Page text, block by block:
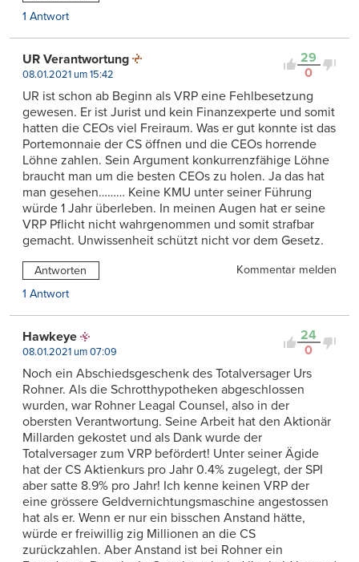
1 Antwort
29
0
UR Verantwortung
08.01.2021 um 15:42
UR ist schon ab Beginn als VRP eine Fehlbesetzung
gewesen. Er ist Jurist und kein Finanzexperte und somit
hatten die CEOs viel Freiraum. Was er gut konnte ist das
Portemonnaie der CS öffnen und die CEOs horrende
Löhne zahlen. Sein Argument konkurrenzfähige Löhne
braucht man um die besten CEOs zu holen. Ja das hat
man gesehen……… Keine KMU unter seiner Führung
würde 1 Jahr überleben. In meinen Augen hat er seine
VRP Pflicht nicht wahrgenommen und somit strafbar
gemacht. Unwissenheit schützt nicht vor dem Gesetz.
Antworten
Kommentar melden
1 Antwort
24
0
Hawkeye
08.01.2021 um 07:09
Noch ein Abschiedsgeschenk des Totalversager Urs
Rohner. Als die Schrotthypotheken abgeschlossen
wurden, war Rohner Leagal Counsel, also in der
obersten Verantwortung. Seine Arbeit hat den Aktionär
Millarden gekostet und als Dank wurde der
Totalversager zum VRP befördert! Unter seiner Ägide
hat der CS Aktienkurs pro Jahr 0.4% zugelegt, der SPI
aber satte 8.9% pro Jahr! Ich kenne keinen VRP der
eine grössere Geldvernichtungsmaschine angestossen
hat als er. Wenn er nur ein bisschen Anstand hätte,
würde er freiwillig zig Millionen an die CS
zurückzahlen. Aber Anstand ist bei Rohner ein